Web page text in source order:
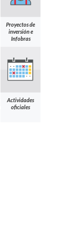
Proyectos de
inversión e
Infobras
Actividades
oficiales